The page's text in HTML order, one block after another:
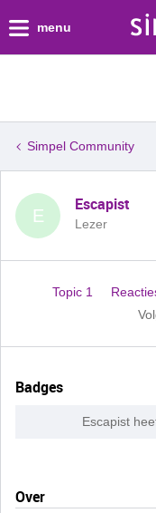
menu
Simpel Community
E
Escapist
Lezer
Topic 1
Badges
Escapist
Over